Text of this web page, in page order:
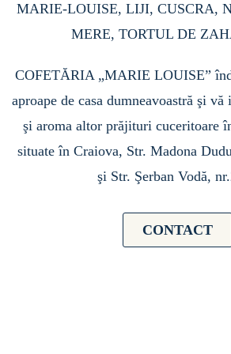
MARIE-LOUISE, LIJI, CUSCRA,
MERE, TORTUL DE
COFETĂRIA „MARIE LOUISE”
aproape de casa dumneavoastră şi
şi aroma altor prăjituri cuceritoare
situate în Craiova, Str. Madona
şi Str. Şerban Vodă,
CONTACT